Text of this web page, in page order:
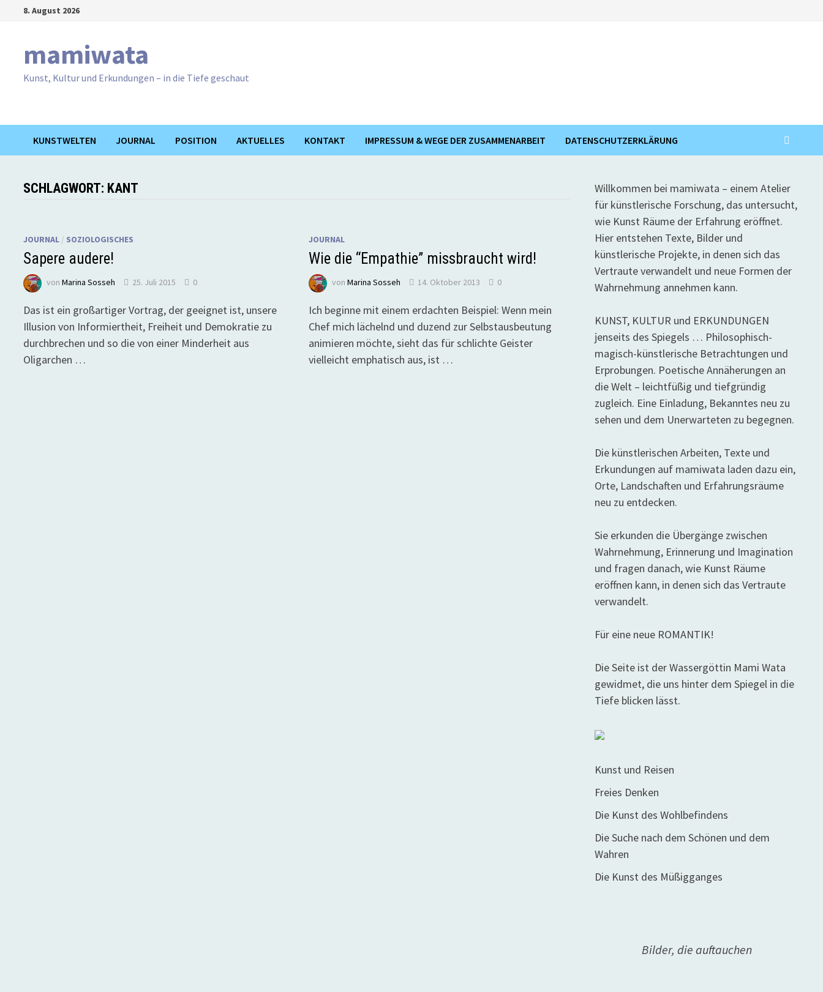
8. August 2026
mamiwata
Kunst, Kultur und Erkundungen – in die Tiefe geschaut
KUNSTWELTEN JOURNAL POSITION AKTUELLES KONTAKT IMPRESSUM & WEGE DER ZUSAMMENARBEIT DATENSCHUTZERKLÄRUNG
SCHLAGWORT: KANT
JOURNAL / SOZIOLOGISCHES
Sapere audere!
vonMarina Sosseh 25. Juli 2015 0
Das ist ein großartiger Vortrag, der geeignet ist, unsere
Illusion von Informiertheit, Freiheit und Demokratie zu
durchbrechen und so die von einer Minderheit aus
Oligarchen …
JOURNAL
Wie die “Empathie” missbraucht wird!
von Marina Sosseh 14. Oktober 2013 0
Ich beginne mit einem erdachten Beispiel: Wenn mein
Chef mich lächelnd und duzend zur Selbstausbeutung
animieren möchte, sieht das für schlichte Geister
vielleicht emphatisch aus, ist …
Willkommen bei mamiwata – einem Atelier
für künstlerische Forschung, das untersucht,
wie Kunst Räume der Erfahrung eröffnet.
Hier entstehen Texte, Bilder und
künstlerische Projekte, in denen sich das
Vertraute verwandelt und neue Formen der
Wahrnehmung annehmen kann.
KUNST, KULTUR und ERKUNDUNGEN
jenseits des Spiegels … Philosophisch-
magisch-künstlerische Betrachtungen und
Erprobungen. Poetische Annäherungen an
die Welt – leichtfüßig und tiefgründig
zugleich. Eine Einladung, Bekanntes neu zu
sehen und dem Unerwarteten zu begegnen.
Die künstlerischen Arbeiten, Texte und
Erkundungen auf mamiwata laden dazu ein,
Orte, Landschaften und Erfahrungsräume
neu zu entdecken.
Sie erkunden die Übergänge zwischen
Wahrnehmung, Erinnerung und Imagination
und fragen danach, wie Kunst Räume
eröffnen kann, in denen sich das Vertraute
verwandelt.
Für eine neue ROMANTIK!
Die Seite ist der Wassergöttin Mami Wata
gewidmet, die uns hinter dem Spiegel in die
Tiefe blicken lässt.
Kunst und Reisen
Freies Denken
Die Kunst des Wohlbefindens
Die Suche nach dem Schönen und dem
Wahren
Die Kunst des Müßigganges
Bilder, die auftauchen